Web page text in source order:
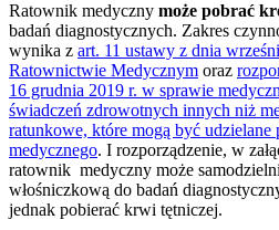
Ratownik medyczny może pobrać
badań diagnostycznych. Zakres
wynika z art. 11 ustawy z dnia
Ratownictwie Medycznym oraz
16 grudnia 2019 r. w sprawie
świadczeń zdrowotnych innych niż
ratunkowe, które mogą być udzielane
medycznego. I rozporządzenie, w
ratownik medyczny może
włośniczkową do badań
jednak pobierać krwi tętniczej.